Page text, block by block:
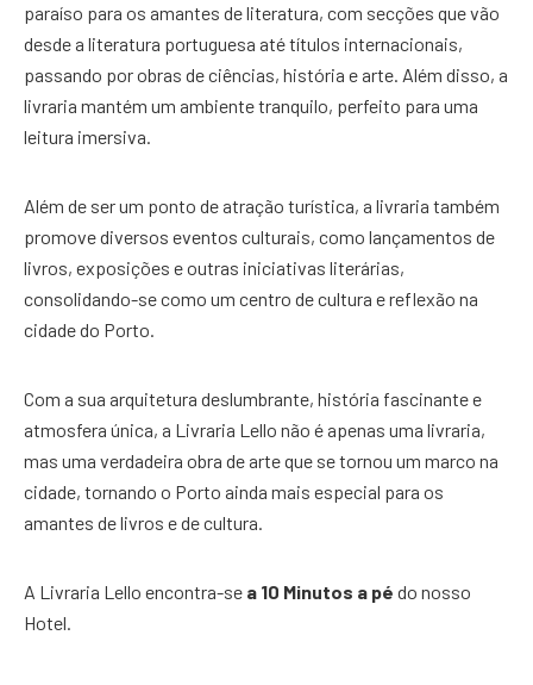
paraíso para os amantes de literatura, com secções que vão
desde a literatura portuguesa até títulos internacionais,
passando por obras de ciências, história e arte. Além disso, a
livraria mantém um ambiente tranquilo, perfeito para uma
leitura imersiva.
Além de ser um ponto de atração turística, a livraria também
promove diversos eventos culturais, como lançamentos de
livros, exposições e outras iniciativas literárias,
consolidando-se como um centro de cultura e reflexão na
cidade do Porto.
Com a sua arquitetura deslumbrante, história fascinante e
atmosfera única, a Livraria Lello não é apenas uma livraria,
mas uma verdadeira obra de arte que se tornou um marco na
cidade, tornando o Porto ainda mais especial para os
amantes de livros e de cultura.
A Livraria Lello encontra-se a 10 Minutos a pé do nosso
Hotel.